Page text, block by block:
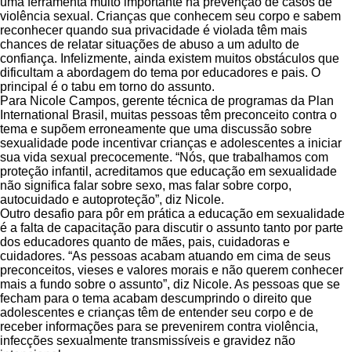
violência sexual. Crianças que conhecem seu corpo e sabem
reconhecer quando sua privacidade é violada têm mais
chances de relatar situações de abuso a um adulto de
confiança. Infelizmente, ainda existem muitos obstáculos que
dificultam a abordagem do tema por educadores e pais. O
principal é o tabu em torno do assunto.
Para Nicole Campos, gerente técnica de programas da Plan
International Brasil, muitas pessoas têm preconceito contra o
tema e supõem erroneamente que uma discussão sobre
sexualidade pode incentivar crianças e adolescentes a iniciar
sua vida sexual precocemente. “Nós, que trabalhamos com
proteção infantil, acreditamos que educação em sexualidade
não significa falar sobre sexo, mas falar sobre corpo,
autocuidado e autoproteção”, diz Nicole.
Outro desafio para pôr em prática a educação em sexualidade
é a falta de capacitação para discutir o assunto tanto por parte
dos educadores quanto de mães, pais, cuidadoras e
cuidadores. “As pessoas acabam atuando em cima de seus
preconceitos, vieses e valores morais e não querem conhecer
mais a fundo sobre o assunto”, diz Nicole. As pessoas que se
fecham para o tema acabam descumprindo o direito que
adolescentes e crianças têm de entender seu corpo e de
receber informações para se prevenirem contra violência,
infecções sexualmente transmissíveis e gravidez não